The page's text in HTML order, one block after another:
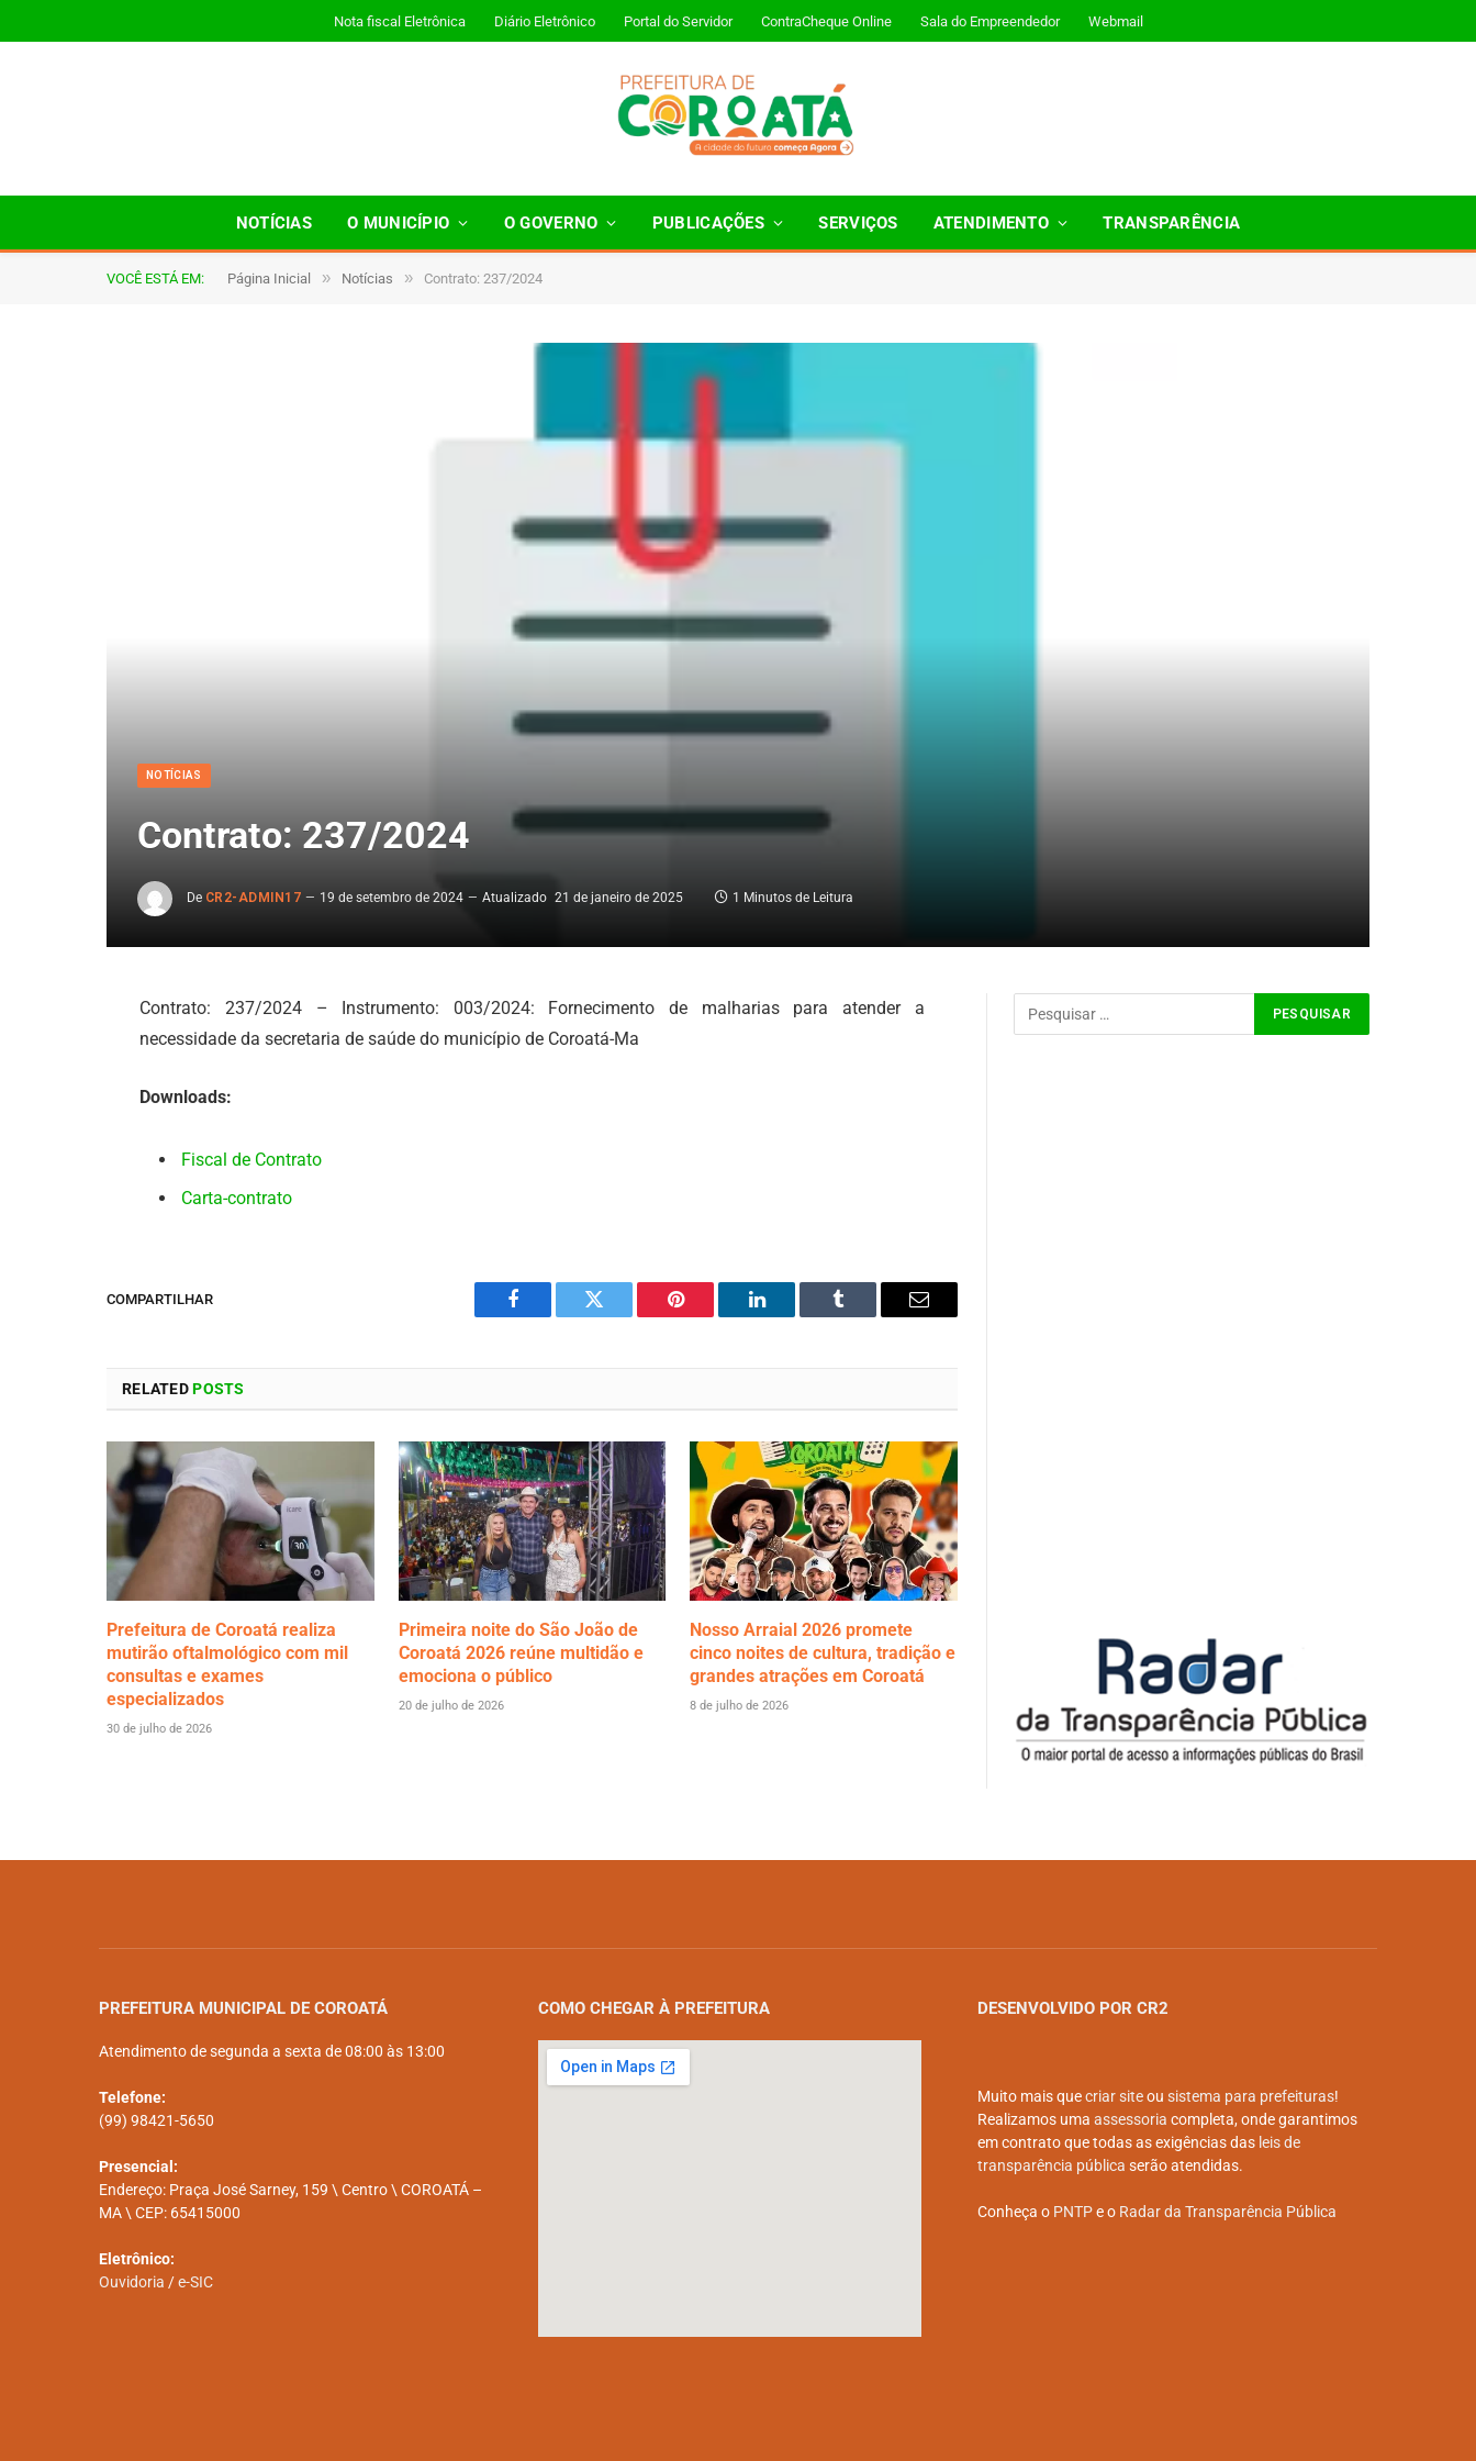
Nota fiscal Eletrônica Diário Eletrônico Portal do Servidor ContraCheque Online Sala do Empreendedor Webmail
NOTÍCIAS O MUNICÍPIO O GOVERNO PUBLICAÇÕES SERVIÇOS ATENDIMENTO TRANSPARÊNCIA
VOCÊ ESTÁ EM: Página Inicial » Notícias » Contrato: 237/2024
NOTÍCIAS
Contrato: 237/2024
De CR2-ADMIN17 19 de setembro de 2024 Atualizado 21 de janeiro de 2025 1 Minutos de Leitura
Contrato: 237/2024 – Instrumento: 003/2024: Fornecimento de malharias para atender a
necessidade da secretaria de saúde do município de Coroatá-Ma
Downloads:
Fiscal de Contrato
Carta-contrato
COMPARTILHAR
Facebook Twitter Pinterest LinkedIn Tumblr Email
RELATEDPOSTS
Prefeitura de Coroatá realiza
mutirão oftalmológico com mil
consultas e exames
especializados
30 de julho de 2026
Primeira noite do São João de
Coroatá 2026 reúne multidão e
emociona o público
20 de julho de 2026
Nosso Arraial 2026 promete
cinco noites de cultura, tradição e
grandes atrações em Coroatá
8 de julho de 2026
PREFEITURA MUNICIPAL DE COROATÁ
Atendimento de segunda a sexta de 08:00 às 13:00
Telefone:
(99) 98421-5650
Presencial:
Endereço: Praça José Sarney, 159 \ Centro \ COROATÁ –
MA \ CEP: 65415000
Eletrônico:
Ouvidoria /e-SIC
COMO CHEGAR À PREFEITURA DESENVOLVIDO POR CR2
Muito mais quecriar siteou sistema para prefeituras!
Realizamos uma assessoria completa, onde garantimos
em contrato que todas as exigências das leis de
transparência pública serão atendidas.
Conheça o PNTPe o Radar da Transparência Pública